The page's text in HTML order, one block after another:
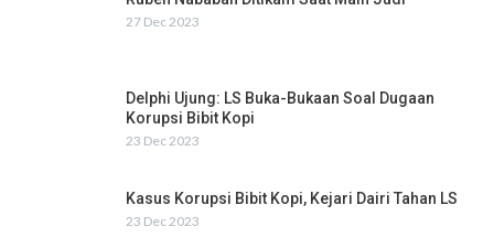
27 Dec 2023
Delphi Ujung: LS Buka-Bukaan Soal Dugaan
Korupsi Bibit Kopi
23 Dec 2023
Kasus Korupsi Bibit Kopi, Kejari Dairi Tahan LS
23 Dec 2023